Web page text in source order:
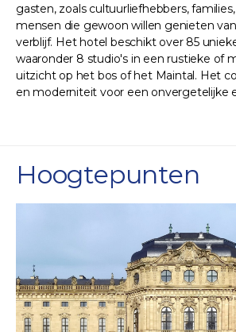
gasten, zoals cultuurliefhebbers,
mensen die gewoon willen genieten
verblijf. Het hotel beschikt over 85
waaronder 8 studio's in een rustieke of
uitzicht op het bos of het Maintal. Het
en moderniteit voor een onvergetelijke
Hoogtepunten